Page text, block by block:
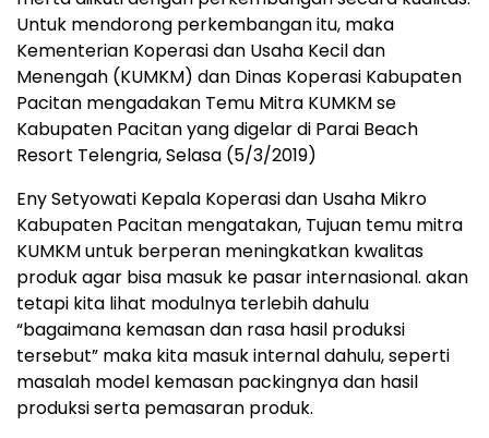
Untuk mendorong perkembangan itu, maka
Kementerian Koperasi dan Usaha Kecil dan
Menengah (KUMKM) dan Dinas Koperasi Kabupaten
Pacitan mengadakan Temu Mitra KUMKM se
Kabupaten Pacitan yang digelar di Parai Beach
Resort Telengria, Selasa (5/3/2019)
Eny Setyowati Kepala Koperasi dan Usaha Mikro
Kabupaten Pacitan mengatakan, Tujuan temu mitra
KUMKM untuk berperan meningkatkan kwalitas
produk agar bisa masuk ke pasar internasional. akan
tetapi kita lihat modulnya terlebih dahulu
“bagaimana kemasan dan rasa hasil produksi
tersebut” maka kita masuk internal dahulu, seperti
masalah model kemasan packingnya dan hasil
produksi serta pemasaran produk.